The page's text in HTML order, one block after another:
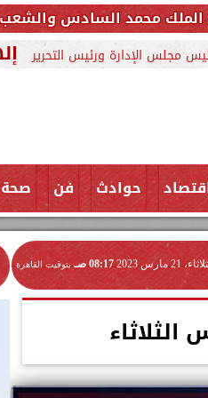
والشعب المغربي
مجلس الإدارة ورئيس التحرير
حوادث فن
21 مارس 2023 08:17 صـ بتوقيت القاهرة